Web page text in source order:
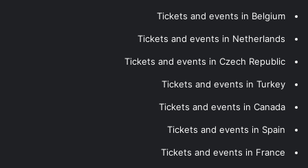
Tickets and events in Belgium
Tickets and events in Netherlands
Tickets and events in Czech Republic
Tickets and events in Turkey
Tickets and events in Canada
Tickets and events in Spain
Tickets and events in France